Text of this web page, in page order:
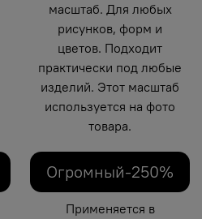
масштаб. Для любых
рисунков, форм и
цветов. Подходит
практически под любые
изделий. Этот масштаб
используется на фото
товара.
Огромный-250%
Применяется в